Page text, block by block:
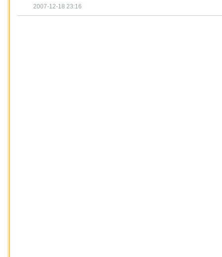
2007-12-18 23:16